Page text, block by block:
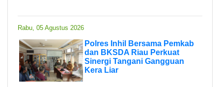
Rabu, 05 Agustus 2026
Polres Inhil Bersama Pemkab
dan BKSDA Riau Perkuat
Sinergi Tangani Gangguan
Kera Liar